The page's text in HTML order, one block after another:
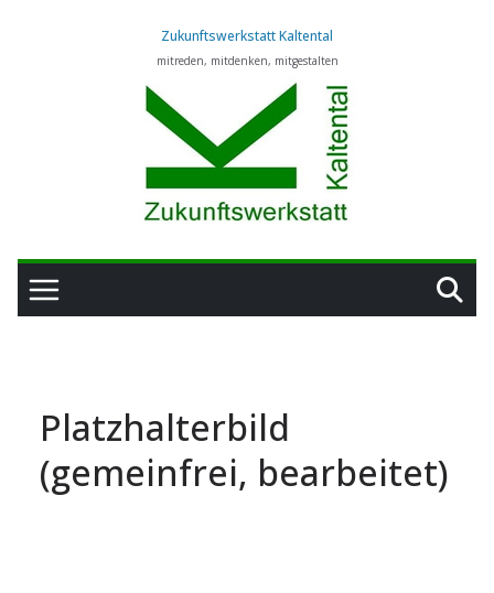
Zukunftswerkstatt Kaltental
mitreden, mitdenken, mitgestalten
Platzhalterbild
(gemeinfrei, bearbeitet)